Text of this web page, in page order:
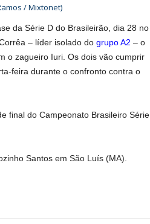
/ Mixtonet)
da Série D do Brasileirão, dia 28 no
– líder isolado do grupo A2 – o
o zagueiro Iuri. Os dois vão cumprir
feira durante o confronto contra o
final do Campeonato Brasileiro Série
Santos em São Luís (MA).